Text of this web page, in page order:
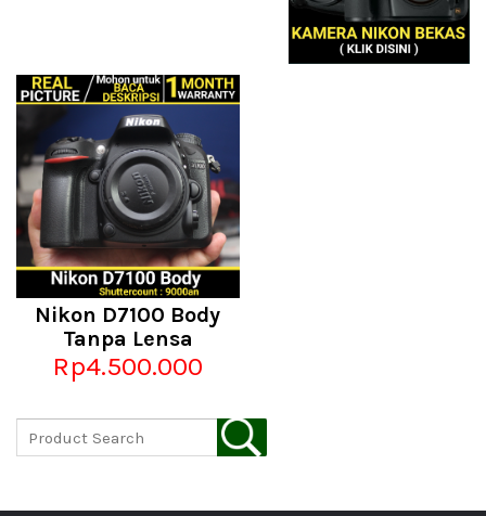
Nikon D7100 Body
Tanpa Lensa
Rp4.500.000